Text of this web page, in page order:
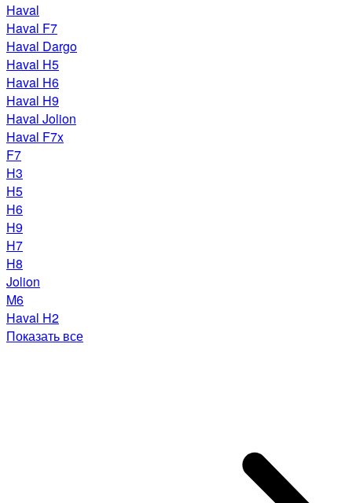
Haval
Haval F7
Haval Dargo
Haval H5
Haval H6
Haval H9
Haval Jolion
Haval F7x
F7
H3
H5
H6
H9
H7
H8
Jolion
M6
Haval H2
Показать все